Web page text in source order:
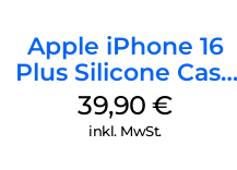
Apple iPhone 16
Plus Silicone Case
MagSafe Plum
39,90€
inkl. MwSt.